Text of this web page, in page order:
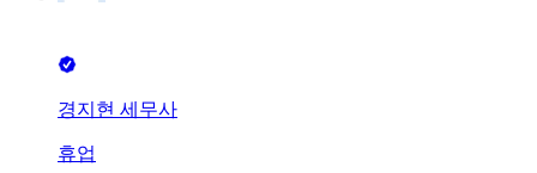
경지현 세무사
휴업